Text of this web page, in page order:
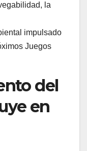
la
impulsado
Juegos
del
en